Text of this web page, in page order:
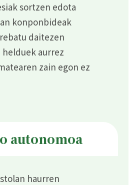
sortzen edota
konponbideak
daitezen
helduek aurrez
zain egon ez
autonomoa
haurren